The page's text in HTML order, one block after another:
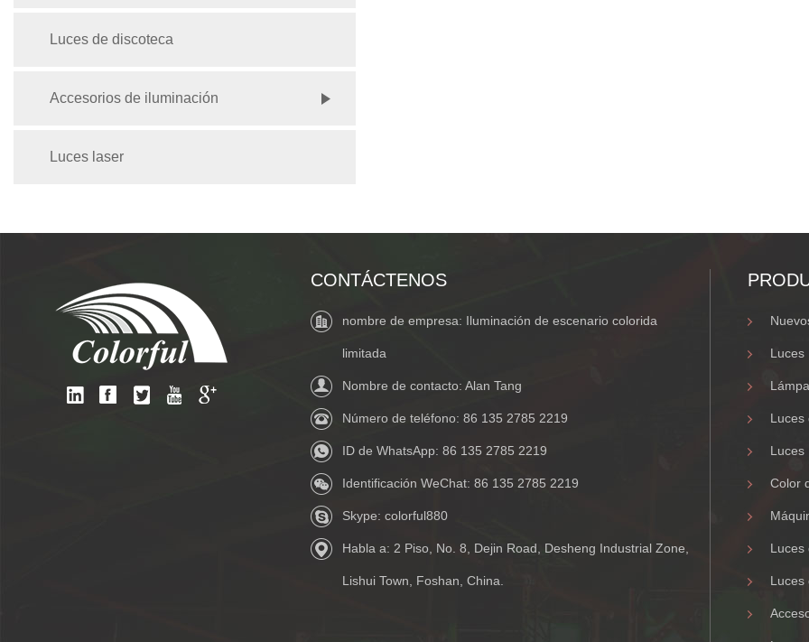
Luces de discoteca
Accesorios de iluminación
Luces laser
CONTÁCTENOS
nombre de empresa: Iluminación de escenario colorida
limitada
Nombre de contacto: Alan Tang
Número de teléfono: 86 135 2785 2219
ID de WhatsApp: 86 135 2785 2219
Identificación WeChat: 86 135 2785 2219
Skype: colorful880
Habla a: 2 Piso, No. 8, Dejin Road, Desheng Industrial Zone,
Lishui Town, Foshan, China.
Luces
Luces
Luces
Color
Luces
Luces